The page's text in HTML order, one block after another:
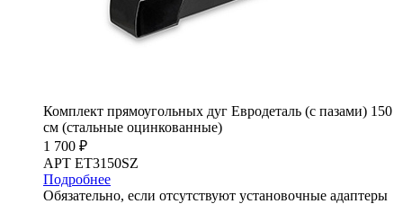
Комплект прямоугольных дуг Евродеталь (с пазами) 150
см (стальные оцинкованные)
1 700 ₽
АРТ ET3150SZ
Подробнее
Обязательно, если отсутствуют установочные адаптеры